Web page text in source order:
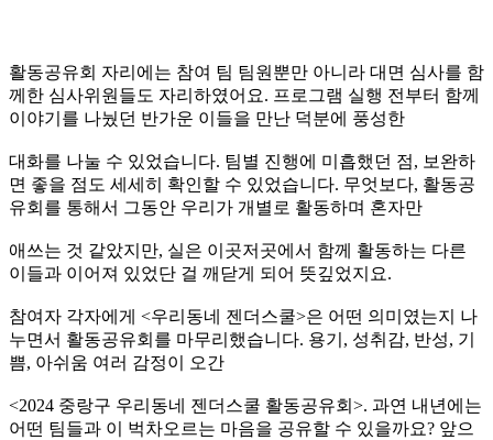
활동공유회 자리에는 참여 팀 팀원뿐만 아니라 대면 심사를 함
께한 심사위원들도 자리하였어요. 프로그램 실행 전부터 함께
이야기를 나눴던 반가운 이들을 만난 덕분에 풍성한
대화를 나눌 수 있었습니다. 팀별 진행에 미흡했던 점, 보완하
면 좋을 점도 세세히 확인할 수 있었습니다. 무엇보다, 활동공
유회를 통해서 그동안 우리가 개별로 활동하며 혼자만
애쓰는 것 같았지만, 실은 이곳저곳에서 함께 활동하는 다른
이들과 이어져 있었단 걸 깨닫게 되어 뜻깊었지요.
참여자 각자에게 <우리동네 젠더스쿨>은 어떤 의미였는지 나
누면서 활동공유회를 마무리했습니다. 용기, 성취감, 반성, 기
쁨, 아쉬움 여러 감정이 오간
<2024 중랑구 우리동네 젠더스쿨 활동공유회>. 과연 내년에는
어떤 팀들과 이 벅차오르는 마음을 공유할 수 있을까요? 앞으